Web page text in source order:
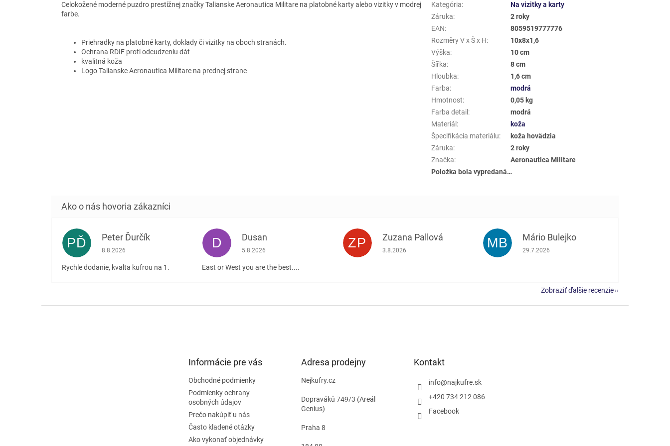
Celokožené moderné puzdro prestížnej značky Talianske Aeronautica Militare na platobné karty alebo vizitky v modrej
farbe.
Priehradky na platobné karty, doklady či vizitky na oboch stranách.
Ochrana RDIF proti odcudzeniu dát
kvalitná koža
Logo Talianske Aeronautica Militare na prednej strane
Kategória:
Na vizitky a karty
Záruka:
2 roky
EAN:
8059519777776
Rozměry V x Š x H:
10x8x1,6
Výška:
10 cm
Šířka:
8 cm
Hloubka:
1,6 cm
Farba:
modrá
Hmotnost:
0,05 kg
Farba detail:
modrá
Materiál:
koža
Špecifikácia materiálu:
koža hovädzia
Záruka:
2 roky
Značka:
Aeronautica Militare
Položka bola vypredaná…
PĎ Peter Ďurčík
Hodnotenie obchodu je 5 z 5 hviezdičiek.
8.8.2026
Rychle dodanie, kvalta kufrou na 1.
D Dusan
Hodnotenie obchodu je 5 z 5 hviezdičiek.
5.8.2026
East or West you are the best....
ZP Zuzana Pallová
Hodnotenie obchodu je 5 z 5 hviezdičiek.
3.8.2026 MB Mário Bulejko
Hodnotenie obchodu je 5 z 5 hviezdičiek.
29.7.2026
Zobraziť ďalšie recenzie
Informácie pre vás
Obchodné podmienky
Podmienky ochrany
osobných údajov
Prečo nakúpiť u nás
Často kladené otázky
Ako vykonať objednávky
Adresa prodejny
Nejkufry.cz
Dopraváků 749/3 (Areál
Genius)
Praha 8
Kontakt
info@najkufre.sk
+420 734 212 086
Facebook